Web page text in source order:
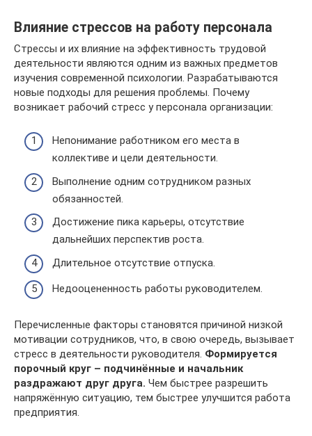
Влияние стрессов на работу персонала
Стрессы и их влияние на эффективность трудовой
деятельности являются одним из важных предметов
изучения современной психологии. Разрабатываются
новые подходы для решения проблемы. Почему
возникает рабочий стресс у персонала организации:
Непонимание работником его места в
коллективе и цели деятельности.
Выполнение одним сотрудником разных
обязанностей.
Достижение пика карьеры, отсутствие
дальнейших перспектив роста.
Длительное отсутствие отпуска.
Недооцененность работы руководителем.
Перечисленные факторы становятся причиной низкой
мотивации сотрудников, что, в свою очередь, вызывает
стресс в деятельности руководителя. Формируется
порочный круг – подчинённые и начальник
раздражают друг друга. Чем быстрее разрешить
напряжённую ситуацию, тем быстрее улучшится работа
предприятия.